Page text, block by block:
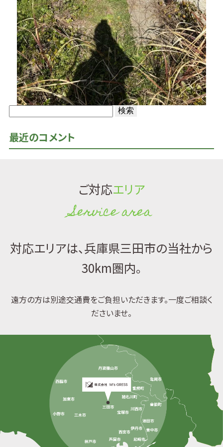
最近のコメント
ご対応エリア
Service area
対応エリアは、兵庫県三田市の当社から
30km圏内。
遠方の方は別途交通費をご負担いただきます。一度ご相談く
ださいませ。